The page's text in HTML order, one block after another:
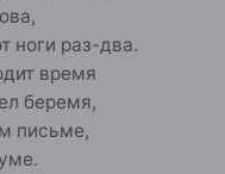
ноги раз-два.
время
беремя,
письме,